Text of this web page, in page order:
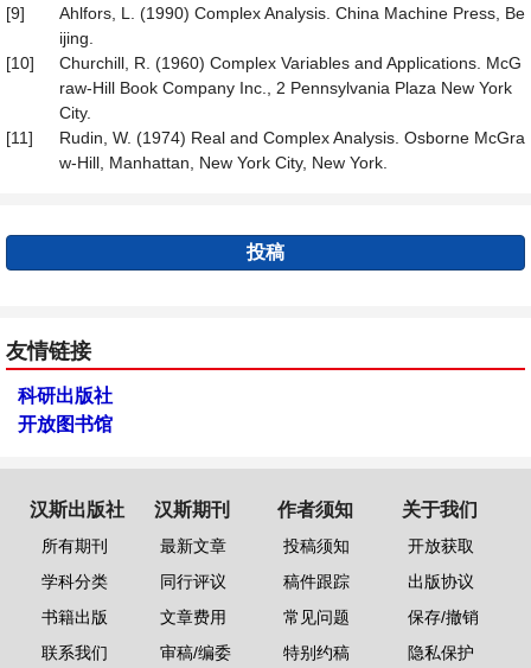
[9]
Ahlfors, L. (1990) Complex Analysis. China Machine Press, Be
ijing.
[10]
Churchill, R. (1960) Complex Variables and Applications. McG
raw-Hill Book Company Inc., 2 Pennsylvania Plaza New York
City.
[11]
Rudin, W. (1974) Real and Complex Analysis. Osborne McGra
w-Hill, Manhattan, New York City, New York.
投稿
友情链接
科研出版社
开放图书馆
汉斯出版社
所有期刊
学科分类
书籍出版
联系我们
汉斯期刊
最新文章
同行评议
文章费用
审稿/编委
作者须知
投稿须知
稿件跟踪
常见问题
特别约稿
关于我们
开放获取
出版协议
保存/撤销
隐私保护